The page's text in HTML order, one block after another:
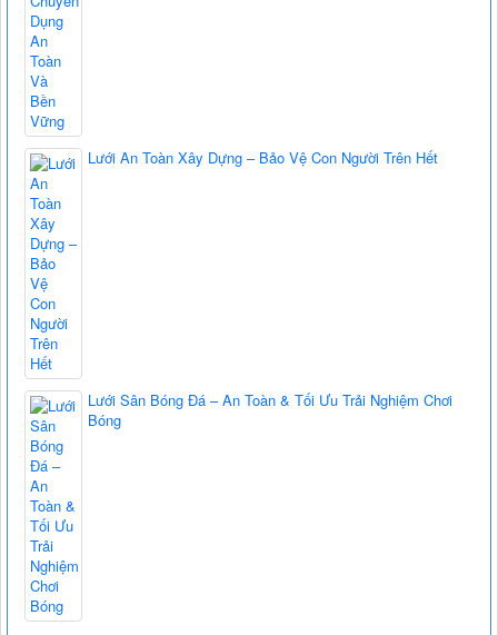
Lưới An Toàn Xây Dựng – Bảo Vệ Con Người Trên Hết
Lưới Sân Bóng Đá – An Toàn & Tối Ưu Trải Nghiệm Chơi
Bóng